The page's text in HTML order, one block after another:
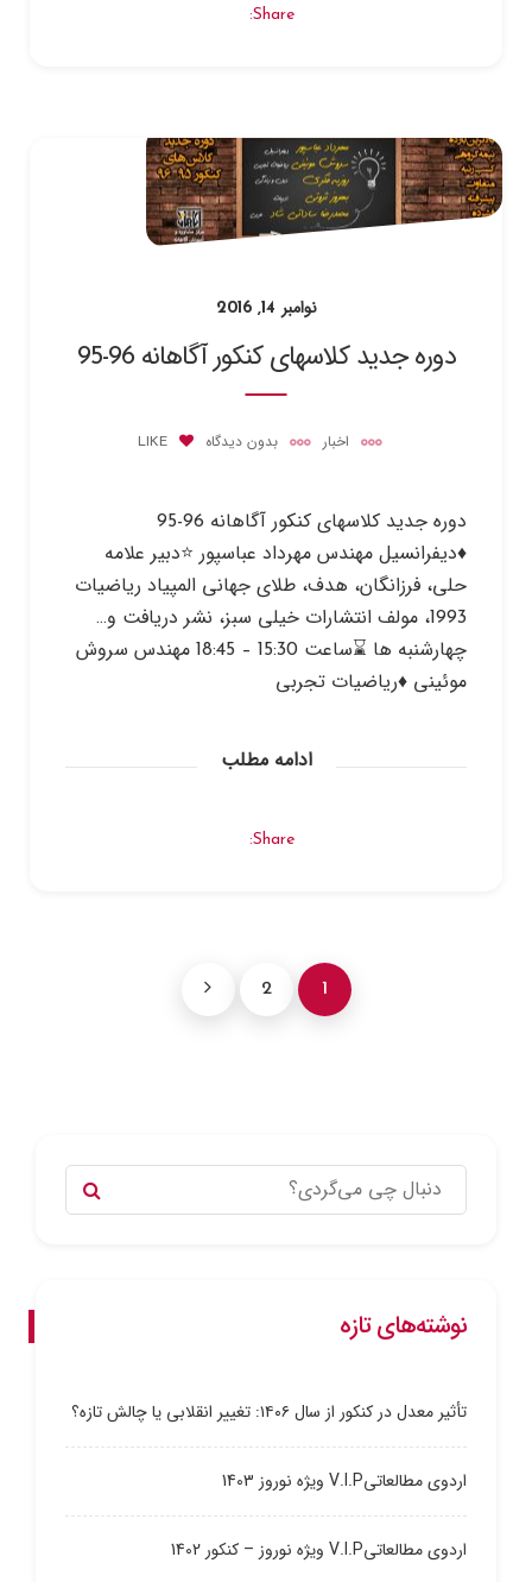
Share:
نوامبر 14, 2016
دوره جدید کلاسهای کنکور آگاهانه 96-95
اخبار بدون دیدگاه LIKE
دوره جدید کلاسهای کنکور آگاهانه 96-95
♦️دیفرانسیل مهندس مهرداد عباسپور ⭐️دبیر علامه
حلی، فرزانگان، هدف، طلای جهانی المپیاد ریاضیات
1993، مولف انتشارات خیلی سبز، نشر دریافت و…
چهارشنبه ها ⌛️ساعت 15:30 – 18:45 مهندس سروش
موئینی ♦️ریاضیات تجربی
ادامه مطلب
Share:
1
2
نوشته‌های تازه
تأثیر معدل در کنکور از سال ۱۴۰۶: تغییر انقلابی یا چالش تازه؟
اردوی مطالعاتیV.I.P ویژه نوروز 1403
اردوی مطالعاتیV.I.P ویژه نوروز – کنکور 1402